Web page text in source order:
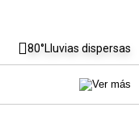
80°Lluvias dispersas